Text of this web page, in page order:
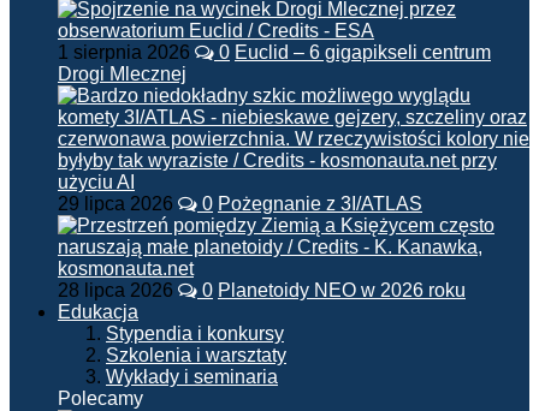
1 sierpnia 2026 0 Euclid – 6 gigapikseli centrum
Drogi Mlecznej
29 lipca 2026 0 Pożegnanie z 3I/ATLAS
28 lipca 2026 0 Planetoidy NEO w 2026 roku
Edukacja
Stypendia i konkursy
Szkolenia i warsztaty
Wykłady i seminaria
Polecamy